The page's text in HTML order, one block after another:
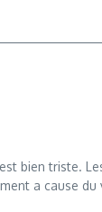
bien triste.
a cause